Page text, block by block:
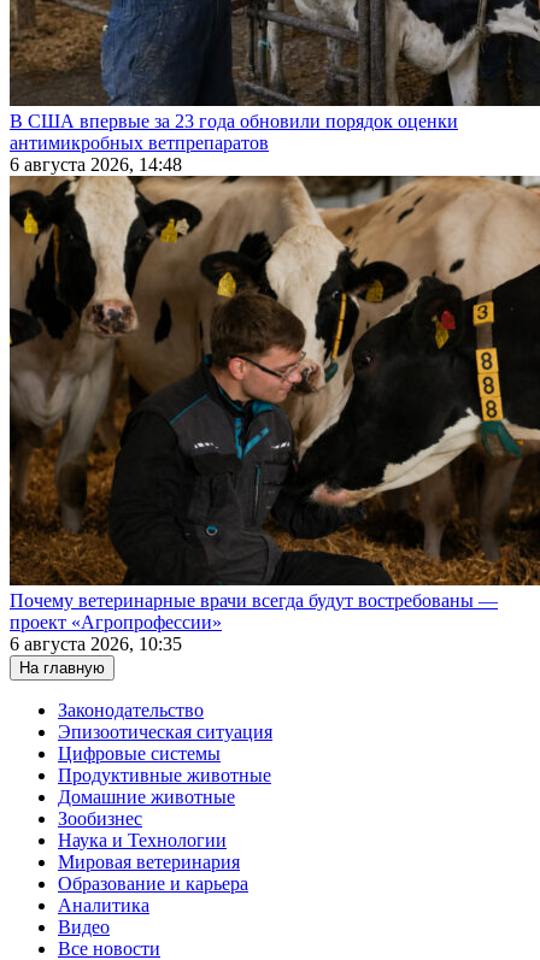
В США впервые за 23 года обновили порядок оценки
антимикробных ветпрепаратов
6 августа 2026, 14:48
Почему ветеринарные врачи всегда будут востребованы —
проект «Агропрофессии»
6 августа 2026, 10:35
На главную
Законодательство
Эпизоотическая ситуация
Цифровые системы
Продуктивные животные
Домашние животные
Зообизнес
Наука и Технологии
Мировая ветеринария
Образование и карьера
Аналитика
Видео
Все новости